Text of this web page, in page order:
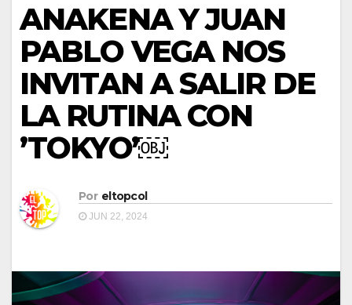
ANAKENA Y JUAN
PABLO VEGA NOS
INVITAN A SALIR DE
LA RUTINA CON
’TOKYO’￼
Por eltopcol
JUN 22, 2024